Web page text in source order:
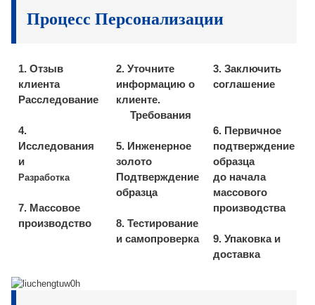
Процесс Персонализации
1. Отзыв
клиента
Расследование
4.
Исследования
и
Разработка
7. Массовое
производство
2. Уточните
информацию о
клиенте.
Требования
5. Инженерное
золото
Подтверждение
образца
8. Тестирование
и самопроверка
3. Заключить
соглашение
6. Первичное
подтверждение
образца
до начала
массового
производства
9. Упаковка и
доставка